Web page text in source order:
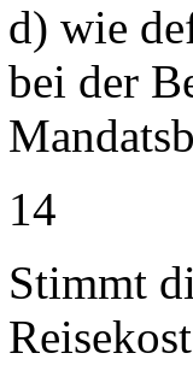
d) wie
bei der
14
Stimmt